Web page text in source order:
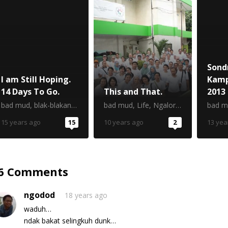
I am Still Hoping.
14 Days To Go.
bad mud, blak-blakan,film freakiness,Mind,postaweek2011
15 years ago 15
This and That.
bad mud, Life, Ngalor-Ngidul
10 years ago 2
2013
bad
13
Comments
ngodod
18 years ago
waduh…
ndak bakat selingkuh dunk…